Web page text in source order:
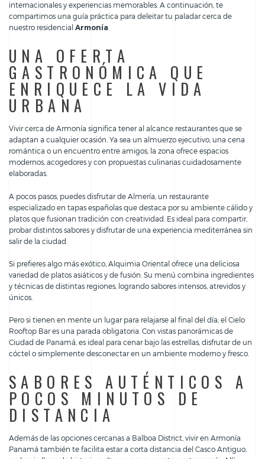
internacionales y experiencias memorables. A continuación, te
compartimos una guía práctica para deleitar tu paladar cerca de
nuestro residencial Armonía
UNA OFERTA
GASTRONÓMICA QUE
ENRIQUECE LA VIDA
URBANA
Vivir cerca de Armonía significa tener al alcance restaurantes que se
adaptan a cualquier ocasión. Ya sea un almuerzo ejecutivo, una cena
romántica o un encuentro entre amigos, la zona ofrece espacios
modernos, acogedores y con propuestas culinarias cuidadosamente
elaboradas.
A pocos pasos, puedes disfrutar de Almería, un restaurante
especializado en tapas españolas que destaca por su ambiente cálido y
platos que fusionan tradición con creatividad. Es ideal para compartir,
probar distintos sabores y disfrutar de una experiencia mediterránea sin
salir de la ciudad.
Si prefieres algo más exótico, Alquimia Oriental ofrece una deliciosa
variedad de platos asiáticos y de fusión. Su menú combina ingredientes
y técnicas de distintas regiones, logrando sabores intensos, atrevidos y
únicos.
Pero si tienen en mente un lugar para relajarse al final del día, el Cielo
Rooftop Bar es una parada obligatoria. Con vistas panorámicas de
Ciudad de Panamá, es ideal para cenar bajo las estrellas, disfrutar de un
cóctel o simplemente desconectar en un ambiente moderno y fresco.
SABORES AUTÉNTICOS A
POCOS MINUTOS DE
DISTANCIA
Además de las opciones cercanas a Balboa District, vivir en Armonía
Panamá también te facilita estar a corta distancia del Casco Antiguo,